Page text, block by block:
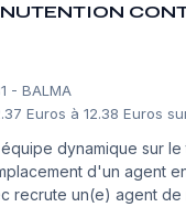
- BALMA
Euros à 12.38 Euros
dynamique sur le
d'un agent
recrute un(e) agent de